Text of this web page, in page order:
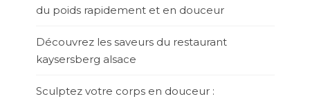
du poids rapidement et en douceur
Découvrez les saveurs du restaurant
kaysersberg alsace
Sculptez votre corps en douceur :